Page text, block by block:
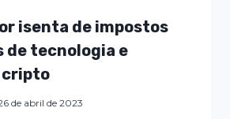
isenta de impostos
de tecnologia e
de abril de 2023